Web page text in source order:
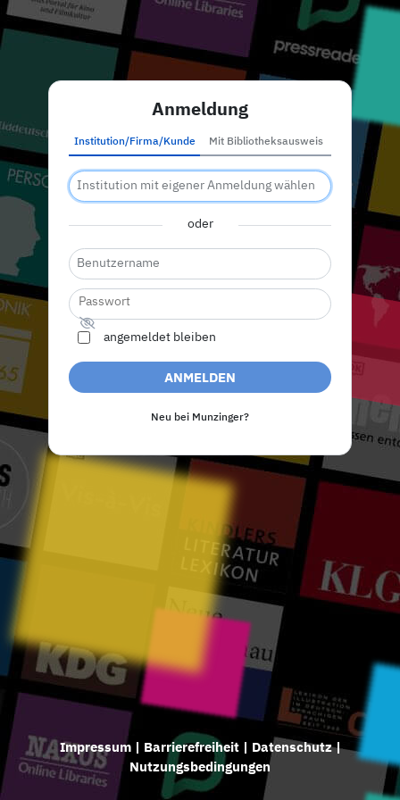
Anmeldung
Institution/Firma/Kunde Mit Bibliotheksausweis
oder
angemeldet bleiben
ANMELDEN
Neu bei Munzinger?
Impressum| Barrierefreiheit| Datenschutz|
Nutzungsbedingungen